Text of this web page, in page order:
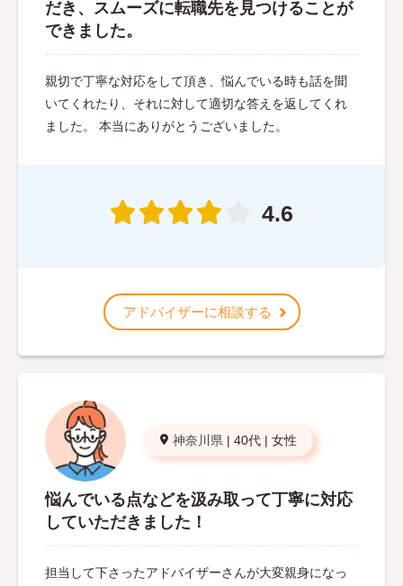
だき、スムーズに転職先を見つけることが
できました。
親切で丁寧な対応をして頂き、悩んでいる時も話を聞
いてくれたり、それに対して適切な答えを返してくれ
ました。 本当にありがとうございました。
4.6
アドバイザーに相談する
神奈川県 | 40代 | 女性
悩んでいる点などを汲み取って丁寧に対応
していただきました！
担当して下さったアドバイザーさんが大変親身になっ